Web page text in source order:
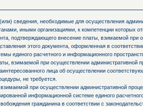
сведения, необходимые для осуществления
иными организациями, к компетенции которых
подтверждающего внесение платы, взимаемой
этого документа, оформленная в
единого расчетного и информационного
взимаемой при осуществлении административной
лица об осуществлении
не требуется.
при осуществлении административной
информационной системе единого
гражданина в соответствии с